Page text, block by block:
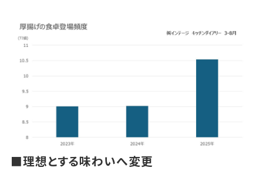
■理想とする味わいへ変更